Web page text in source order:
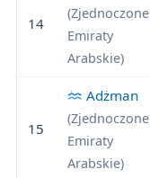
14
(Zjednoczone
Emiraty
Arabskie)
15
Adżman
(Zjednoczone
Emiraty
Arabskie)